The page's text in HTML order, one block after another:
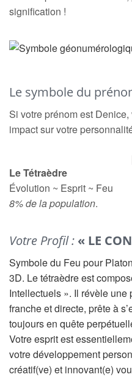
signification !
Le symbole du
Si votre prénom est
impact sur votre
Le Tétraèdre
Évolution ~ Esprit ~ Feu
8% de la population.
Votre Profil : « LE
Symbole du Feu pour
3D. Le tétraèdre est
Intellectuels ». Il révèle
franche et directe, prête à
toujours en quête
Votre esprit est
votre développement
créatif(ve) et innovant(e)